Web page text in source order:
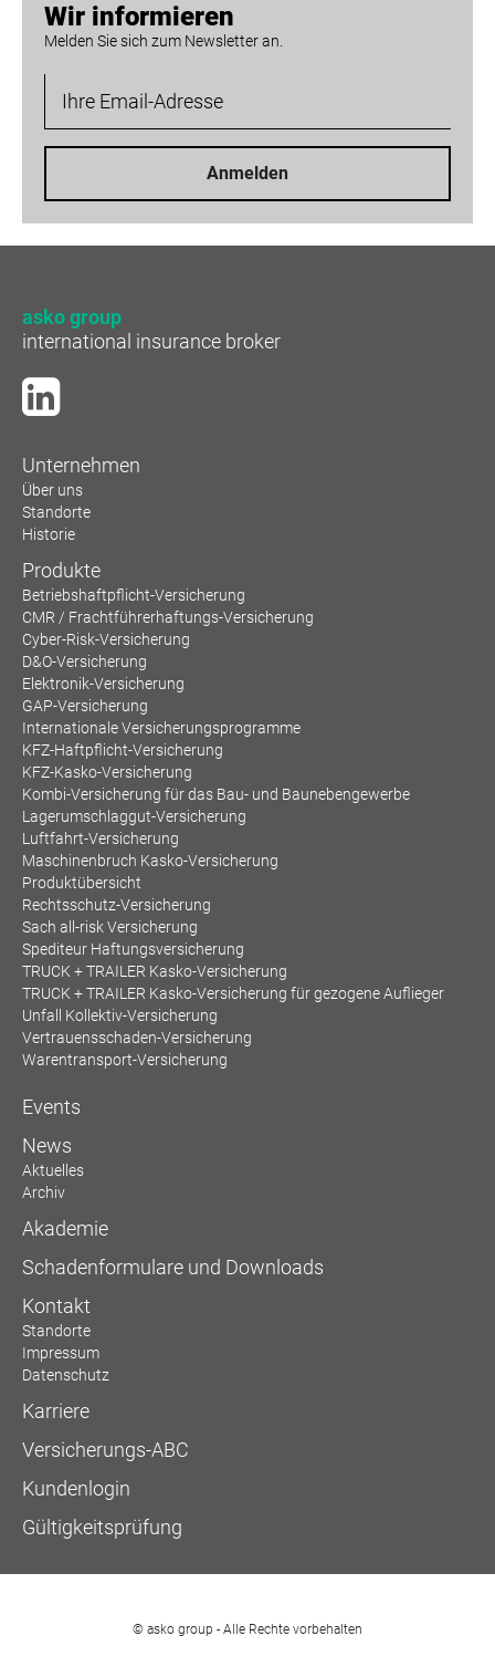
Wir informieren
Melden Sie sich zum Newsletter an.
Anmelden
asko group
international insurance broker
Unternehmen
Über uns
Standorte
Historie
Produkte
Betriebshaftpflicht-Versicherung
CMR / Frachtführerhaftungs-Versicherung
Cyber-Risk-Versicherung
D&O-Versicherung
Elektronik-Versicherung
GAP-Versicherung
Internationale Versicherungsprogramme
KFZ-Haftpflicht-Versicherung
KFZ-Kasko-Versicherung
Kombi-Versicherung für das Bau- und Baunebengewerbe
Lagerumschlaggut-Versicherung
Luftfahrt-Versicherung
Maschinenbruch Kasko-Versicherung
Produktübersicht
Rechtsschutz-Versicherung
Sach all-risk Versicherung
Spediteur Haftungsversicherung
TRUCK + TRAILER Kasko-Versicherung
TRUCK + TRAILER Kasko-Versicherung für gezogene Auflieger
Unfall Kollektiv-Versicherung
Vertrauensschaden-Versicherung
Warentransport-Versicherung
Events
News
Aktuelles
Archiv
Akademie
Schadenformulare und Downloads
Kontakt
Standorte
Impressum
Datenschutz
Karriere
Versicherungs-ABC
Kundenlogin
Gültigkeitsprüfung
© asko group - Alle Rechte vorbehalten